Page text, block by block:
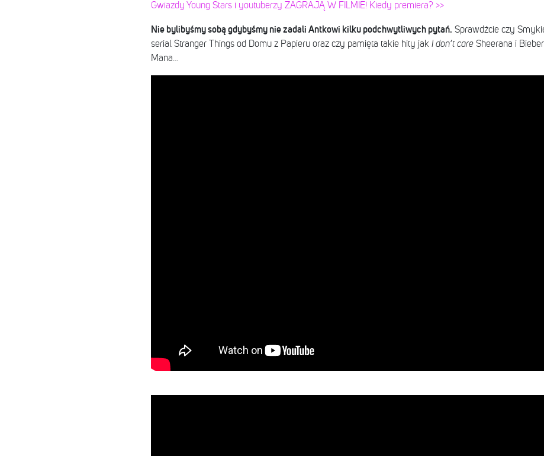
Gwiazdy Young Stars i youtuberzy ZAGRAJĄ W FILMIE! Kiedy premiera? >>
Nie bylibyśmy sobą gdybyśmy nie zadali Antkowi kilku podchwytliwych pytań. Sprawdźcie czy
serial Stranger Things od Domu z Papieru oraz czy pamięta takie hity jak I don’t careSheerana i
Mana…